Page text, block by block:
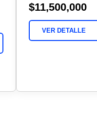
$11,500,000
VER DETALLE